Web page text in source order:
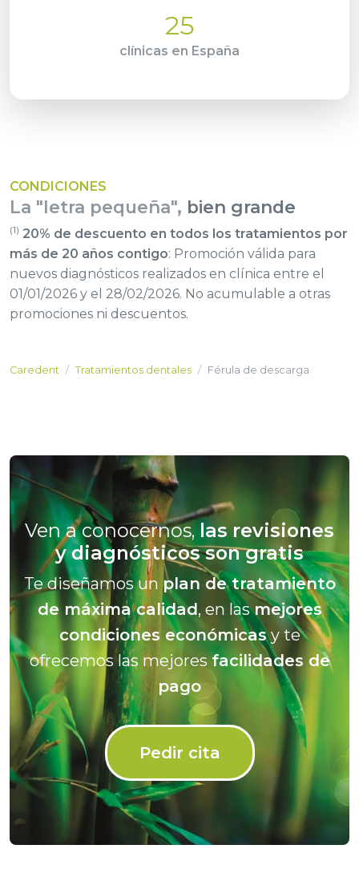
25
clínicas en España
CONDICIONES
La "letra pequeña", bien grande
(1) 20% de descuento en todos los tratamientos por
más de 20 años contigo: Promoción válida para
nuevos diagnósticos realizados en clínica entre el
01/01/2026 y el 28/02/2026. No acumulable a otras
promociones ni descuentos.
Caredent Tratamientos dentales Férula de descarga
Ven a conocernos, las revisiones
y diagnósticos son gratis
Te diseñamos un plan de tratamiento
de máxima calidad, en lasmejores
condiciones económicasy te
ofrecemos las mejoresfacilidades de
pago
Pedir cita